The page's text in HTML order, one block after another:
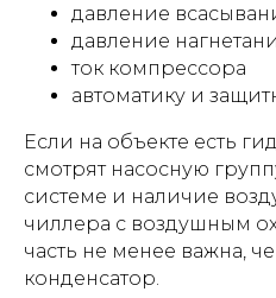
давление
давление
ток компрессора
автоматику и
Если на объекте есть
смотрят насосную
системе и наличие
чиллера с воздушным
часть не менее важна,
конденсатор.